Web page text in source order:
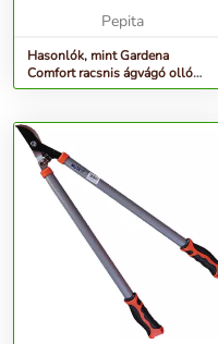
Pepita
Hasonlók, mint Gardena
Comfort racsnis ágvágó olló
SmartCut